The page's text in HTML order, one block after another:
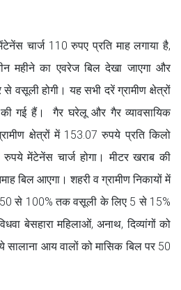
चार्ज 110 रुपए प्रति माह लगाया है,
महीने का एवरेज बिल देखा जाएगा और
वसूली होगी। यह सभी दरें ग्रामीण क्षेत्रों
गई हैं। गैर घरेलू और गैर व्यावसायिक
क्षेत्रों में 153.07 रुपये प्रति किलो
मेंटेनेंस चार्ज होगा। मीटर खराब की
बिल आएगा। शहरी व ग्रामीण निकायों में
50 से 100% तक वसूली के लिए 5 से 15%
बेसहारा महिलाओं, अनाथ, दिव्यांगों को
आय वालों को मासिक बिल पर 50